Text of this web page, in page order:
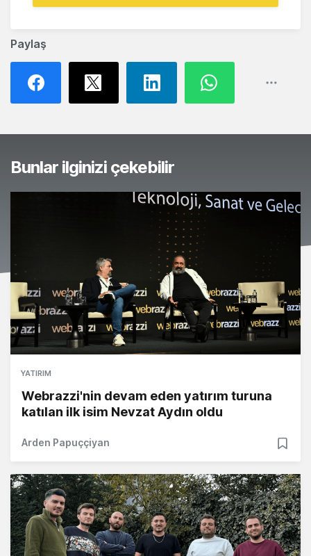
Paylaş
Bunlar ilginizi çekebilir
YATIRIM
Webrazzi'nin devam eden yatırım turuna
katılan ilk isim Nevzat Aydın oldu
Arden Papuççiyan